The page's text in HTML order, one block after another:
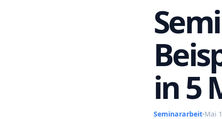
in 5
Seminararbeit·Mai